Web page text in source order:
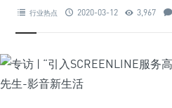
行业热点 2020-03-12 3,967